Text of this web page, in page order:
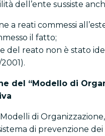
dell’ente sussiste
a reati commessi
il fatto;
del reato non è stato
del “Modello di
Modelli di
di prevenzione